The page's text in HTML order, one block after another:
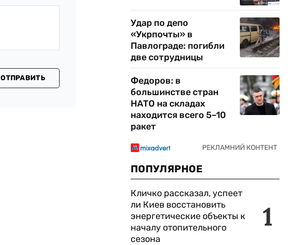
ОТПРАВИТЬ
Удар по депо
«Укрпочты» в
Павлограде: погибли
две сотрудницы
Федоров: в
большинстве стран
НАТО на складах
находится всего 5–10
ракет
ПОПУЛЯРНОЕ
1
Кличко рассказал, успеет
ли Киев восстановить
энергетические объекты к
началу отопительного
сезона